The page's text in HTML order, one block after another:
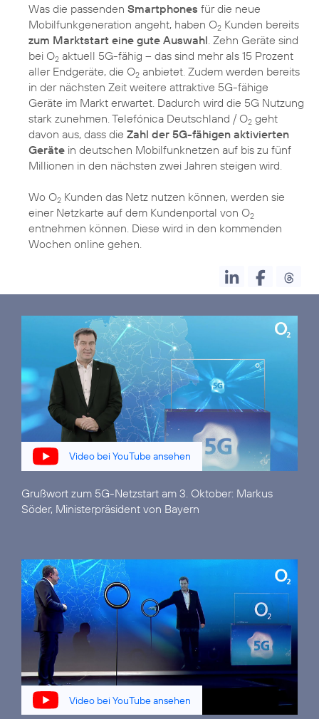
Was die passenden Smartphones für die neue
Mobilfunkgeneration angeht, haben O2 Kunden bereits
zum Marktstart eine gute Auswahl . Zehn Geräte sind
bei O2 aktuell 5G-fähig – das sind mehr als 15 Prozent
aller Endgeräte, die O2 anbietet. Zudem werden bereits
in der nächsten Zeit weitere attraktive 5G-fähige
Geräte im Markt erwartet. Dadurch wird die 5G Nutzung
stark zunehmen. Telefónica Deutschland / O2 geht
davon aus, dass die Zahl der 5G-fähigen aktivierten
Geräte in deutschen Mobilfunknetzen auf bis zu fünf
Millionen in den nächsten zwei Jahren steigen wird.
Wo O2 Kunden das Netz nutzen können, werden sie
einer Netzkarte auf dem Kundenportal von O2
entnehmen können. Diese wird in den kommenden
Wochen online gehen.
Video bei YouTube ansehen
Grußwort zum 5G-Netzstart am 3. Oktober: Markus
Söder, Ministerpräsident von Bayern
Video bei YouTube ansehen